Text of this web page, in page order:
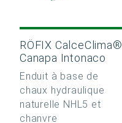
RÖFIX CalceClima®
Canapa Intonaco
Enduit à base de
chaux hydraulique
naturelle NHL5 et
chanvre